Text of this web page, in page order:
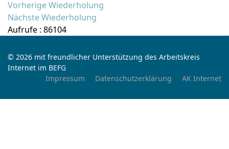
Vorherige Wiederholung
Nächste Wiederholung
Aufrufe : 86104
© 2026 mit freundlicher Unterstützung des Arbeitskreis
Internet im BEFG
Impressum
Datenschutzerklärung AK Internet